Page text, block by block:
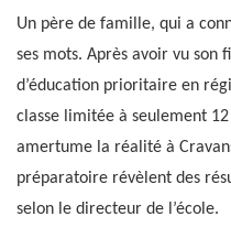
Un père de famille, qui a
ses mots. Après avoir vu son
d’éducation prioritaire en
classe limitée à seulement
amertume la réalité à
préparatoire révèlent des
selon le directeur de l’école.